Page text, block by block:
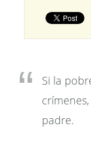
Si la
padre.